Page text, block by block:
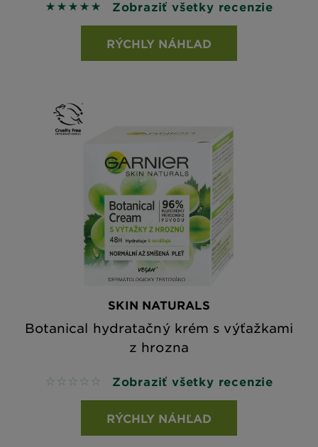
5 out of 5 stars based on reviews
Zobraziť všetky recenzie
RÝCHLY NÁHĽAD
SKIN NATURALS
Botanical hydratačný krém s výťažkami
z hrozna
No reviews Zobraziť všetky recenzie
RÝCHLY NÁHĽAD